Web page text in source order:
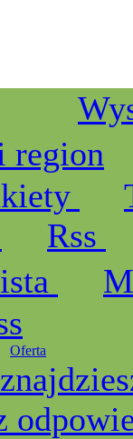
region
Rss
Oferta